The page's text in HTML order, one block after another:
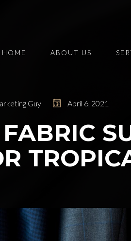
HOME ABOUT US
Guy April 6, 2021